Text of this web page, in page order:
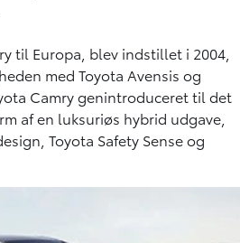
til Europa, blev indstillet i 2004,
med Toyota Avensis og
Camry genintroduceret til det
af en luksuriøs hybrid udgave,
Toyota Safety Sense og